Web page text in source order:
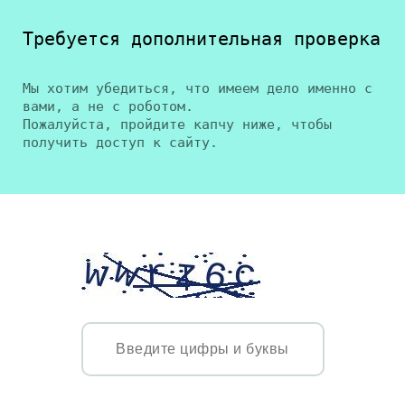
Требуется дополнительная проверка
Мы хотим убедиться, что имеем дело именно с
вами, а не с роботом.
Пожалуйста, пройдите капчу ниже, чтобы
получить доступ к сайту.